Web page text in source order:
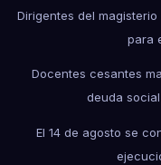
Dirigentes del
para
Docentes cesantes
deuda
El 14 de agosto se